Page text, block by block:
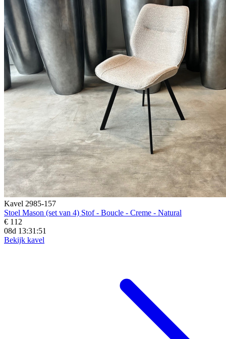
Kavel 2985-157
Stoel Mason (set van 4) Stof - Boucle - Creme - Natural
€ 112
08d 13:31:49
Bekijk kavel